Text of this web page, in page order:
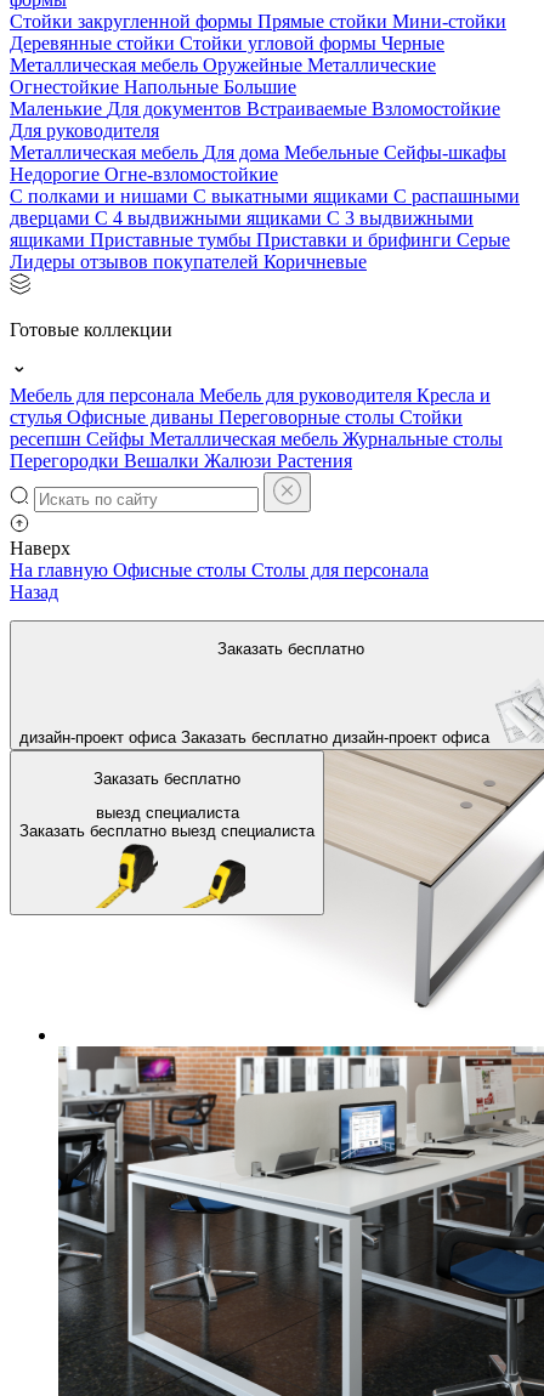
Стойки закругленной формы Прямые стойки Мини-стойки
Деревянные стойки Стойки угловой формы Черные
Металлическая мебель Оружейные Металлические
Огнестойкие Напольные Большие
Маленькие Для документов Встраиваемые Взломостойкие
Для руководителя
Металлическая мебель Для дома Мебельные Сейфы-шкафы
Недорогие Огне-взломостойкие
С полками и нишами С выкатными ящиками С распашными
дверцами С 4 выдвижными ящиками С 3 выдвижными
ящиками Приставные тумбы Приставки и брифинги Серые
Лидеры отзывов покупателей Коричневые
Готовые коллекции
Мебель для персонала Мебель для руководителя Кресла и
стулья Офисные диваны Переговорные столы Стойки
ресепшн Сейфы Металлическая мебель Журнальные столы
Перегородки Вешалки Жалюзи Растения
Наверх
Заказать бесплатно
дизайн-проект офиса Заказать бесплатно дизайн-проект офиса
Заказать бесплатно
выезд специалиста
Заказать бесплатно выезд специалиста
На главную Офисные столы Столы для персонала
Назад